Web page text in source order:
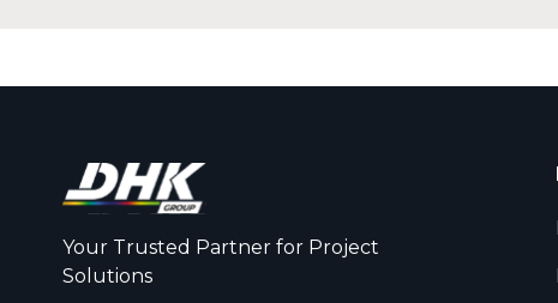
Your Trusted Partner for Project
Solutions